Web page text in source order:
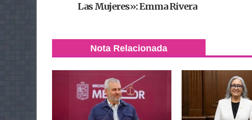
Las Mujeres»: Emma Rivera
Nota Relacionada